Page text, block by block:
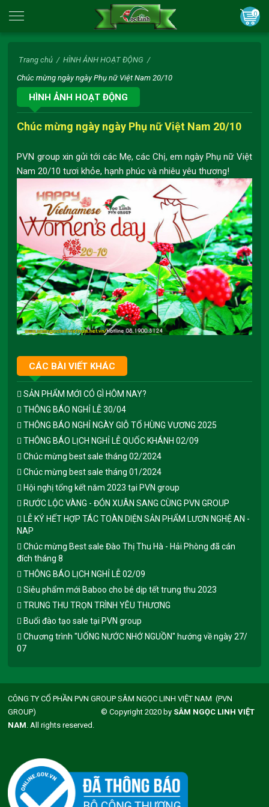
0
Trang chủ / HÌNH ẢNH HOẠT ĐỘNG /
Chúc mừng ngày ngày Phụ nữ Việt Nam 20/10
HÌNH ẢNH HOẠT ĐỘNG
Chúc mừng ngày ngày Phụ nữ Việt Nam 20/10
PVN group xin gửi tới các Mẹ, các Chị, em ngày Phụ nữ Việt
Nam 20/10 tươi khỏe, hạnh phúc và nhiêu yêu thương!
CÁC BÀI VIẾT KHÁC
SẢN PHẨM MỚI CÓ GÌ HÔM NAY?
THÔNG BÁO NGHỈ LỄ 30/04
THÔNG BÁO NGHỈ NGÀY GIỖ TỔ HÙNG VƯƠNG 2025
THÔNG BÁO LỊCH NGHỈ LỄ QUỐC KHÁNH 02/09
Chúc mừng best sale tháng 02/2024
Chúc mừng best sale tháng 01/2024
Hội nghị tổng kết năm 2023 tại PVN group
RƯỚC LỘC VÀNG - ĐÓN XUÂN SANG CÙNG PVN GROUP
LỄ KÝ HẾT HỢP TÁC TOÀN DIỆN SẢN PHẨM LƯƠN NGHỆ AN -
NAP
Chúc mừng Best sale Đào Thị Thu Hà - Hải Phòng đã cán
đích tháng 8
THÔNG BÁO LỊCH NGHỈ LỄ 02/09
Siêu phẩm mới Baboo cho bé dịp tết trung thu 2023
TRUNG THU TRỌN TRÌNH YÊU THƯƠNG
Buổi đào tạo sale tại PVN group
Chương trình "UỐNG NƯỚC NHỚ NGUỒN" hướng về ngày 27/
07
CÔNG TY CỔ PHẦN PVN GROUP SÂM NGỌC LINH VIỆT NAM (PVN
GROUP) © Copyright 2020 by SÂM NGỌC LINH VIỆT
NAM . All rights reserved.